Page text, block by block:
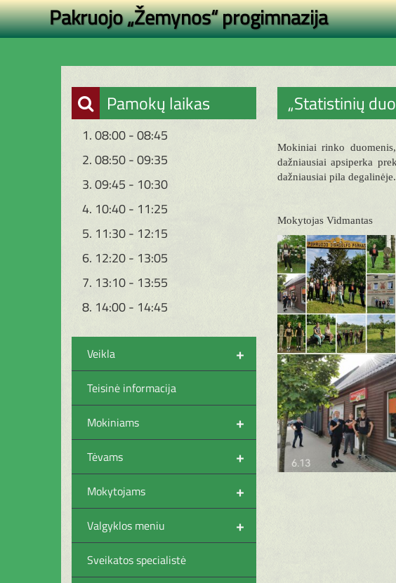
Pakruojo „Žemynos“ progimnazija
Pamokų laikas
1. 08:00 - 08:45
2. 08:50 - 09:35
3. 09:45 - 10:30
4. 10:40 - 11:25
5. 11:30 - 12:15
6. 12:20 - 13:05
7. 13:10 - 13:55
8. 14:00 - 14:45
+
Veikla
Teisinė informacija
+
Mokiniams
+
Tėvams
+
Mokytojams
+
Valgyklos meniu
Sveikatos specialistė
„Statistinių
Mokiniai rinko
dažniausiai apsiperka
dažniausiai pila
Mokytojas Vidmantas